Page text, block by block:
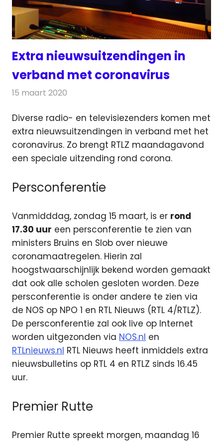
Extra nieuwsuitzendingen in
verband met coronavirus
15 maart 2020
Diverse radio- en televisiezenders komen met
extra nieuwsuitzendingen in verband met het
coronavirus. Zo brengt RTLZ maandagavond
een speciale uitzending rond corona.
Persconferentie
Vanmidddag, zondag 15 maart, is er rond
17.30 uur een persconferentie te zien van
ministers Bruins en Slob over nieuwe
coronamaatregelen. Hierin zal
hoogstwaarschijnlijk bekend worden gemaakt
dat ook alle scholen gesloten worden. Deze
persconferentie is onder andere te zien via
de NOS op NPO 1 en RTL Nieuws (RTL 4/RTLZ).
De persconferentie zal ook live op Internet
worden uitgezonden via NOS.nl en
RTLnieuws.nl RTL Nieuws heeft inmiddels extra
nieuwsbulletins op RTL 4 en RTLZ sinds 16.45
uur.
Premier Rutte
Premier Rutte spreekt morgen, maandag 16